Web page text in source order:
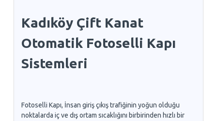
Kadıköy Çift Kanat
Otomatik Fotoselli Kapı
Sistemleri
Fotoselli Kapı, İnsan giriş çıkış trafiğinin yoğun olduğu
noktalarda iç ve dış ortam sıcaklığını birbirinden hızlı bir